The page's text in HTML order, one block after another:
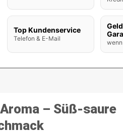
Top Kundenservice
Telefon & E-Mail
– Süß-saure